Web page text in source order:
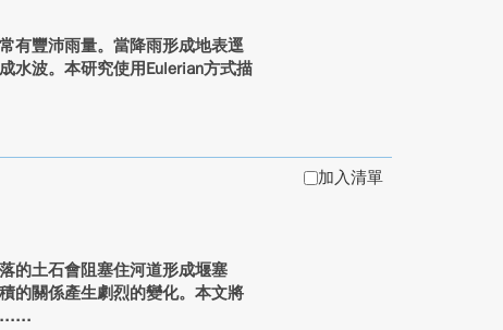
有豐沛雨量。當降雨形成地表逕
水波。本研究使用Eulerian方式描
的土石會阻塞住河道形成堰塞
的關係產生劇烈的變化。本文將
加入清單